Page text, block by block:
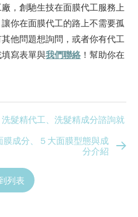
，創馳生技在面膜代工服務上
你在面膜代工的路上不需要孤
他問題想詢問，或者你有代工
寫表單與我們聯絡 ！幫助你在
髮精代工、洗髮精成分諮詢就
膜成分、５大面膜型態與成
分介紹
列表